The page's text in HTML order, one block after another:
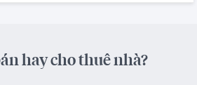
hay cho thuê nhà?